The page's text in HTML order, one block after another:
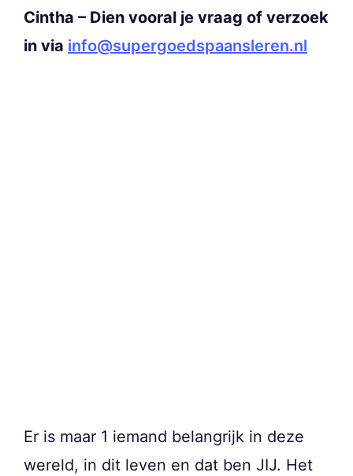
Cintha – Dien vooral je vraag of verzoek
in via info@supergoedspaansleren.nl
Er is maar 1 iemand belangrijk in deze
wereld, in dit leven en dat ben JIJ. Het